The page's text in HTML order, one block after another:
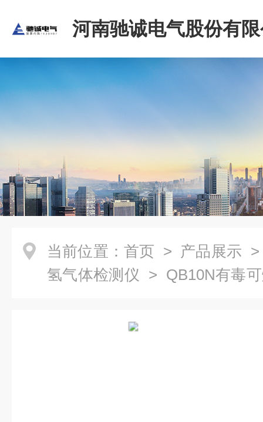
河南驰诚电气股份有
当前位置： 首页 > 产品展示
氢气体检测仪 > QB10N有毒